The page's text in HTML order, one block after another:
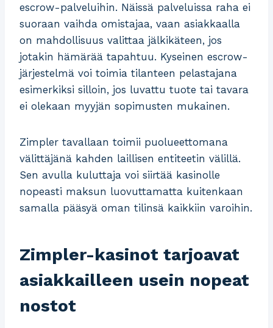
escrow-palveluihin. Näissä palveluissa raha ei
suoraan vaihda omistajaa, vaan asiakkaalla
on mahdollisuus valittaa jälkikäteen, jos
jotakin hämärää tapahtuu. Kyseinen escrow-
järjestelmä voi toimia tilanteen pelastajana
esimerkiksi silloin, jos luvattu tuote tai tavara
ei olekaan myyjän sopimusten mukainen.
Zimpler tavallaan toimii puolueettomana
välittäjänä kahden laillisen entiteetin välillä.
Sen avulla kuluttaja voi siirtää kasinolle
nopeasti maksun luovuttamatta kuitenkaan
samalla pääsyä oman tilinsä kaikkiin varoihin.
Zimpler-kasinot tarjoavat
asiakkailleen usein nopeat
nostot